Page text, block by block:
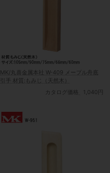
MK/丸喜金属本社 W-409 メープル舟底
引手 材質:もみじ（天然木）
カタログ価格
1,040円